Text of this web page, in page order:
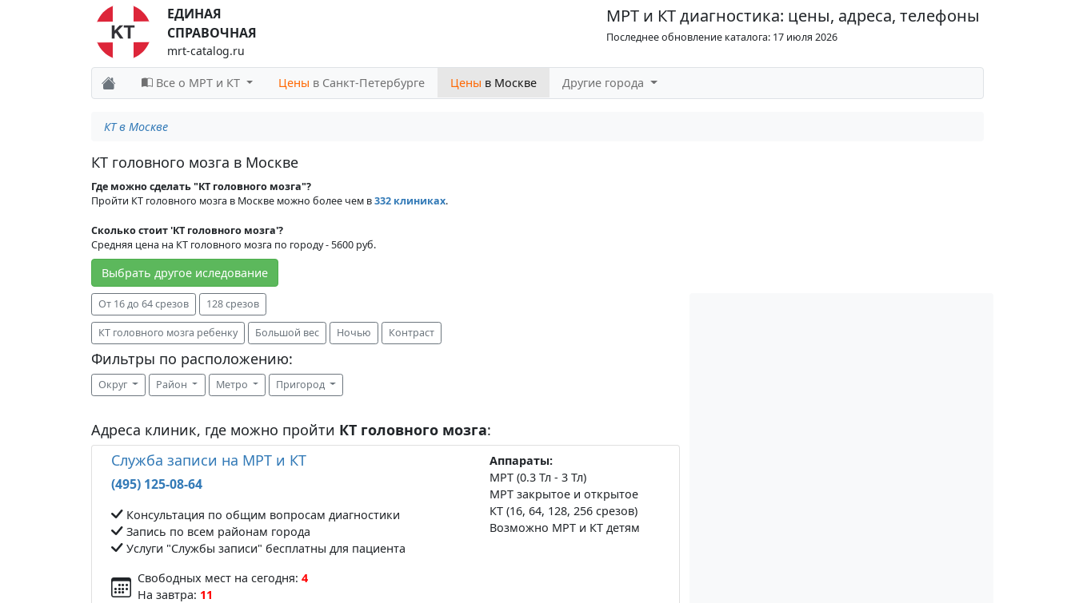
ЕДИНАЯ
СПРАВОЧНАЯ
mrt-catalog.ru
МРТ и КТ диагностика: цены, адреса, телефоны
Последнее обновление каталога: 17 июля 2026
Все о МРТ и КТ Цены в Санкт-Петербурге Цены в Москве Другие города
КТ в Москве
КТ головного мозга в Москве
Где можно сделать "КТ головного мозга"?
Пройти КТ головного мозга в Москве можно более чем в332 клиниках.
Сколько стоит 'КТ головного мозга'?
Средняя цена на КТ головного мозга по городу - 5600 руб.
Выбрать другое иследование
От 16 до 64 срезов 128 срезов
КТ головного мозга ребенку Большой вес Ночью Контраст
Фильтры по расположению:
Округ Район Метро Пригород
Адреса клиник, где можно пройти КТ головного мозга:
Служба записи на МРТ и КТ
(495) 125-08-64
Консультация по общим вопросам диагностики
Запись по всем районам города
Услуги "Службы записи" бесплатны для пациента
Свободных мест на сегодня: 4
На завтра: 11
Аппараты:
МРТ (0.3 Тл - 3 Тл)
МРТ закрытое и открытое
КТ (16, 64, 128, 256 срезов)
Возможно МРТ и КТ детям